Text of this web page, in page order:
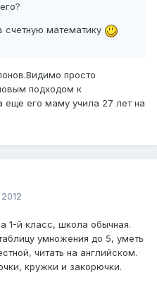
счетную математику
просто
подходом к
еще его маму учила 27 лет на
1-й класс, школа обычная.
умножения до 5, уметь
читать на английском.
кружки и закорючки.